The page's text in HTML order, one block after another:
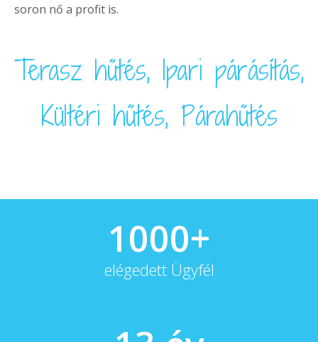
soron nő a profit is.
Terasz hűtés, Ipari párásítás,
Kültéri hűtés, Párahűtés
1000+
elégedett Ügyfél